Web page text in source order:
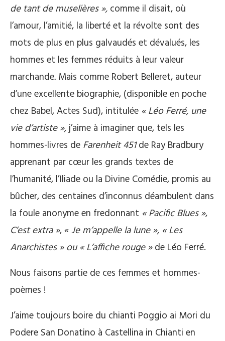
de tant de muselières », comme il disait, où
l’amour, l’amitié, la liberté et la révolte sont des
mots de plus en plus galvaudés et dévalués, les
hommes et les femmes réduits à leur valeur
marchande. Mais comme Robert Belleret, auteur
d’une excellente biographie, (disponible en poche
chez Babel, Actes Sud), intitulée « Léo Ferré, une
vie d’artiste »,j’aime à imaginer que, tels les
hommes-livres de Farenheit 451de Ray Bradbury
apprenant par cœur les grands textes de
l’humanité, l’Iliade ou la Divine Comédie, promis au
bûcher, des centaines d’inconnus déambulent dans
la foule anonyme en fredonnant « Pacific Blues »,
C’est extra », «Je m’appelle la lune », « Les
Anarchistes » ou « L’affiche rouge »de Léo Ferré.
Nous faisons partie de ces femmes et hommes-
poèmes !
J’aime toujours boire du chianti Poggio ai Mori du
Podere San Donatino à Castellina in Chianti en